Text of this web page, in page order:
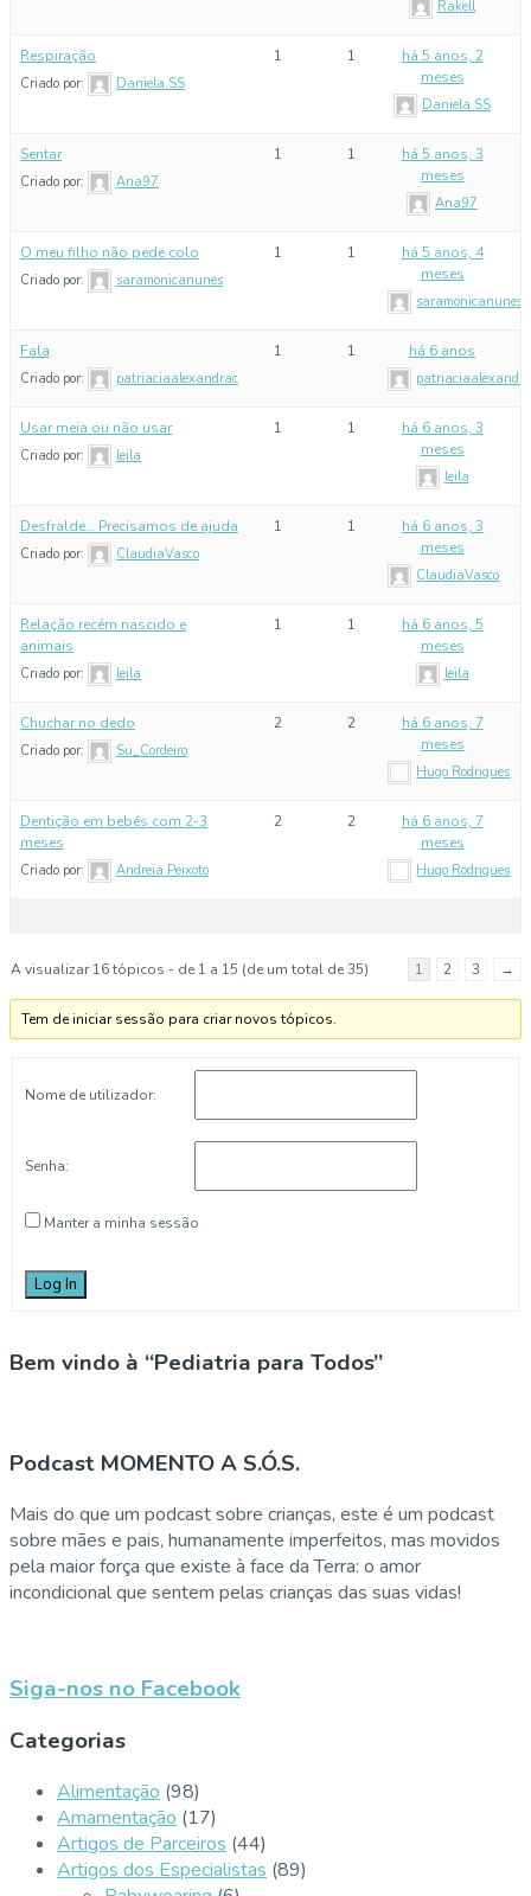
Rakell
Respiração
Criado por: Daniela.SS
1 1
há 5 anos, 2
meses
Daniela.SS
Sentar
Criado por: Ana97
1 1
há 5 anos, 3
meses
Ana97
O meu filho não pede colo
Criado por: saramonicanunes
1 1
há 5 anos, 4
meses
saramonicanunes
Fala
Criado por: patriaciaalexandrac
1 1 há 6 anos
Usar meia ou não usar
Criado por: leila
1 1
há 6 anos, 3
meses
leila
Desfralde… Precisamos de ajuda
Criado por: ClaudiaVasco
1 1
há 6 anos, 3
meses
ClaudiaVasco
Relação recém nascido e
animais
Criado por: leila
1 1
há 6 anos, 5
meses
leila
Chuchar no dedo
Criado por: Su_Cordeiro
2 2
há 6 anos, 7
meses
Hugo Rodrigues
Dentição em bebés com 2-3
meses
Criado por: Andreia Peixoto
2 2
há 6 anos, 7
meses
Hugo Rodrigues
A visualizar 16 tópicos - de 1 a 15 (de um total de 35) 1 2 3 →
Tem de iniciar sessão para criar novos tópicos.
Nome de utilizador:
Senha:
Manter a minha sessão
Log In
Bem vindo à “Pediatria para Todos”
Podcast MOMENTO A S.Ó.S.
Mais do que um podcast sobre crianças, este é um podcast
sobre mães e pais, humanamente imperfeitos, mas movidos
pela maior força que existe à face da Terra: o amor
incondicional que sentem pelas crianças das suas vidas!
Siga-nos no Facebook
Categorias
Alimentação (98)
Amamentação (17)
Artigos de Parceiros (44)
Artigos dos Especialistas (89)